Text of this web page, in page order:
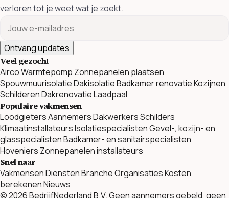
verloren tot je weet wat je zoekt.
Ontvang updates
Veel gezocht
AircoWarmtepomp Zonnepanelen plaatsen
SpouwmuurisolatieDakisolatieBadkamer renovatieKozijnen
SchilderenDakrenovatieLaadpaal
Populaire vakmensen
LoodgietersAannemersDakwerkersSchilders
KlimaatinstallateursIsolatiespecialistenGevel-, kozijn- en
glasspecialistenBadkamer- en sanitairspecialisten
Hoveniers Zonnepanelen installateurs
Snel naar
VakmensenDienstenBranche OrganisatiesKosten
berekenenNieuws
© 2026 BedrijfNederland B.V. Geen aannemers gebeld, geen